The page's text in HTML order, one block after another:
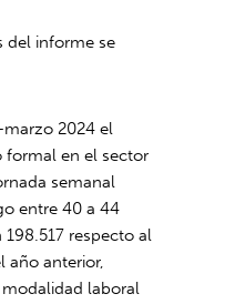
del informe se
2024 el
formal en el sector
semanal
entre 40 a 44
respecto al
año anterior,
laboral